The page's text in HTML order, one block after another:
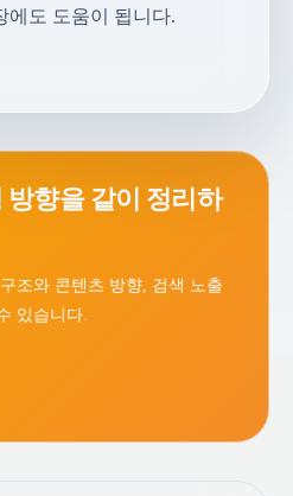
에도 도움이 됩니다.
방향을 같이 정리하
조와 콘텐츠 방향, 검색 노출
있습니다.